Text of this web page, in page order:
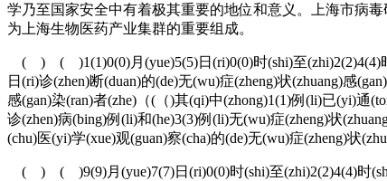
学乃至国家安全中有着极其重要的地位和意义。上海市病
为上海生物医药产业集群的重要组成。
( ) ( )1(1)0(0)月(yue)5(5)日(ri)0(0)时(shi)至(zhi)2(2)4(4)时
日(ri)诊(zhen)断(duan)的(de)无(wu)症(zheng)状(zhuang)感
感(gan)染(ran)者(zhe)（(（)其(qi)中(zhong)1(1)例(li)已(yi)通
诊(zhen)病(bing)例(li)和(he)3(3)例(li)无(wu)症(zheng)状
(chu)医(yi)学(xue)观(guan)察(cha)的(de)无(wu)症(zheng)状
( ) ( )9(9)月(yue)7(7)日(ri)0(0)时(shi)至(zhi)2(2)4(4)时(shi)